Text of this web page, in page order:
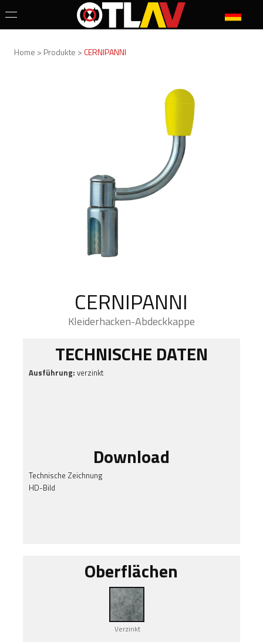
Home > Produkte >CERNIPANNI
CERNIPANNI
Kleiderhacken-Abdeckkappe
TECHNISCHE DATEN
Ausführung: verzinkt
Download
Technische Zeichnung
HD-Bild
Oberflächen
Verzinkt